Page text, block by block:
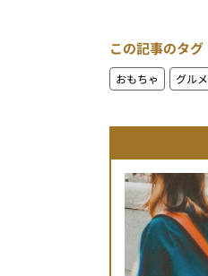
この記事のタグ
おもちゃ グルメ